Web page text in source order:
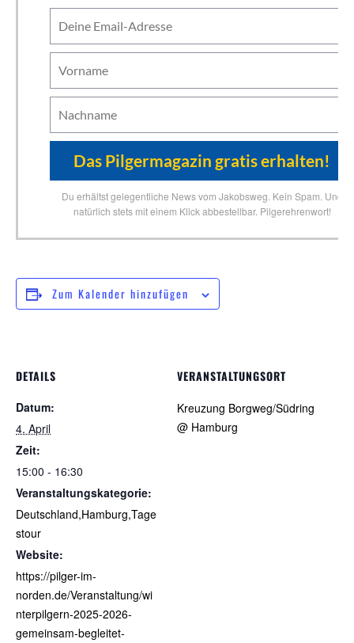
Du erhältst gelegentliche News vom Jakobsweg. Kein Spam. Und
natürlich stets mit einem Klick abbestellbar. Pilgerehrenwort!
Zum Kalender hinzufügen
DETAILS
Datum:
4. April
Zeit:
15:00 - 16:30
Veranstaltungskategorie:
Deutschland,Hamburg,Tage
stour
Website:
https://pilger-im-
norden.de/Veranstaltung/wi
nterpilgern-2025-2026-
gemeinsam-begleitet-
VERANSTALTUNGSORT
Kreuzung Borgweg/Südring
@ Hamburg